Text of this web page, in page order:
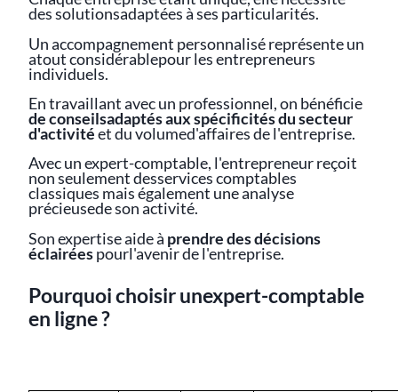
des solutionsadaptées à ses particularités.
Un accompagnement personnalisé représente un
atout considérablepour les entrepreneurs
individuels.
En travaillant avec un professionnel, on bénéficie
de conseilsadaptés aux spécificités du secteur
d'activitéet du volumed'affaires de l'entreprise.
Avec un expert-comptable, l'entrepreneur reçoit
non seulement desservices comptables
classiques mais également une analyse
précieusede son activité.
Son expertise aide à prendre des décisions
éclairéespourl'avenir de l'entreprise.
Pourquoi choisir unexpert-comptable
en ligne ?